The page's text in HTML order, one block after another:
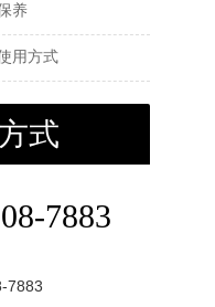
养
用方式
式
7883
7883